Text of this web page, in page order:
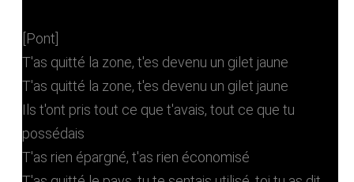
[Pont]
T'as quitté la zone, t'es devenu un gilet jaune
T'as quitté la zone, t'es devenu un gilet jaune
Ils t'ont pris tout ce que t'avais, tout ce que tu
possédais
T'as rien épargné, t'as rien économisé